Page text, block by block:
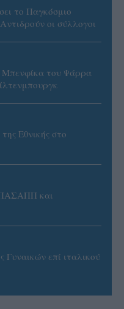
το Παγκόσμιο
οι σύλλογοι
Μπενφίκα του Ψάρρα
Εθνικής στο
ΠΑΣΑΠΠ και
Γυναικών επί ιταλικού